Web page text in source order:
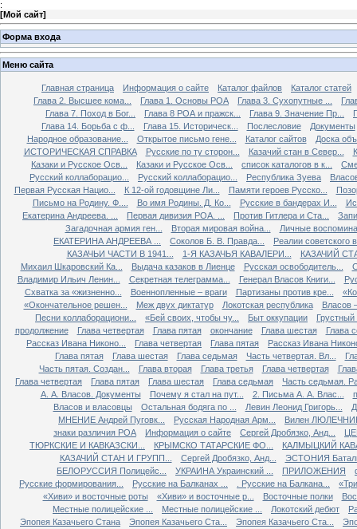
:
[Мой сайт]
Форма входа
Меню сайта
Главная страница Информация о сайте Каталог файлов
Каталог статей
Глава 2. Высшее кома...
Глава 1. Основы РОА Глава 3. Сухопутные ...
Глава 7. Поход в Бог...
Глава 8 РОА и пражск... Глава 9. Значение Пр...
Глава 14. Борьба с ф...
Глава 15. Историческ... Послесловие
Документы
Народное образование...
Открытое письмо гене... Каталог сайтов
Доска
ИСТОРИЧЕСКАЯ СПРАВКА
Русские по ту сторон... Казачий стан в Север...
Казаки и Русское Осв...
Казаки и Русское Осв... список каталогов в к...
Русский коллаборацио...
Русский коллаборацио... Республика Зуева
Первая Русская Нацио...
К 12-ой годовщине Ли... Памяти героев Русско...
Письмо на Родину. Ф....
Во имя Родины. Д. Ко... Русские в бандерах И...
Екатерина Андреева. ...
Первая дивизия РОА. ... Против Гитлера и Ста...
Загадочная армия ген...
Вторая мировая война...
Личные
ЕКАТЕРИНА АНДРЕЕВА ...
Соколов Б. В. Правда...
Реалии советского
КАЗАЧЬИ ЧАСТИ В 1941...
1-Я КАЗАЧЬЯ КАВАЛЕРИ...
КАЗАЧИЙ
Михаил Шкаровский Ка...
Выдача казаков в Лиенце Русская освободитель...
Владимир Ильич Ленин...
Секретная телеграмма... Генерал Власов Книги...
Схватка за «жизненно...
Военнопленные – враги Партизаны против кре...
«Окончательное решен...
Меж двух диктатур Локотская республика
Власов
Песни коллаборациони...
«Бей своих, чтобы чу... Быт оккупации
Грустный
продолжение
Глава четвертая Глава пятая окончание Глава шестая
Глава
Рассказ Ивана Никоно...
Глава четвертая Глава пятая
Рассказ Ивана
Глава пятая
Глава шестая Глава седьмая Часть четвертая. Вл...
Часть пятая. Создан...
Глава вторая Глава третья Глава четвертая
Глава четвертая
Глава пятая Глава шестая Глава седьмая
Часть седьмая.
А. А. Власов. Документы
Почему я стал на пут... 2. Письма А. А. Влас...
Власов и власовцы
Остальная бодяга по ... Левин Леонид Григорь...
МНЕНИЕ Андрей Пуговк...
Русская Народная Арм...
Вилен
знаки различия РОА
Информация о сайте Сергей Дробязко, Анд...
ТЮРКСКИЕ И КАВКАЗСКИ...
КРЫМСКО ТАТАРСКИЕ ФО...
КАЛМЫЦКИЙ
КАЗАЧИЙ СТАН И ГРУПП...
Сергей Дробязко, Анд...
ЭСТОНИЯ
БЕЛОРУССИЯ Полицейс...
УКРАИНА Украинский ... ПРИЛОЖЕНИЯ
Русские формирования...
Русские на Балканах ... . Русские на Балкана...
«Хиви» и восточные роты
«Хиви» и восточные р... Восточные полки
Местные полицейские ...
Местные полицейские ... Локотский дебют
Эпопея Казачьего Стана
Эпопея Казачьего Ста... Эпопея Казачьего Ста...